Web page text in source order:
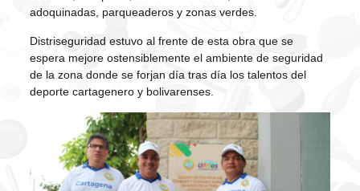
adoquinadas, parqueaderos y zonas verdes.
Distriseguridad estuvo al frente de esta obra que se
espera mejore ostensiblemente el ambiente de seguridad
de la zona donde se forjan día tras día los talentos del
deporte cartagenero y bolivarenses.